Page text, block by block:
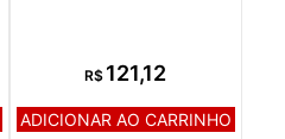
R$ 121,12
ADICIONAR AO CARRINHO